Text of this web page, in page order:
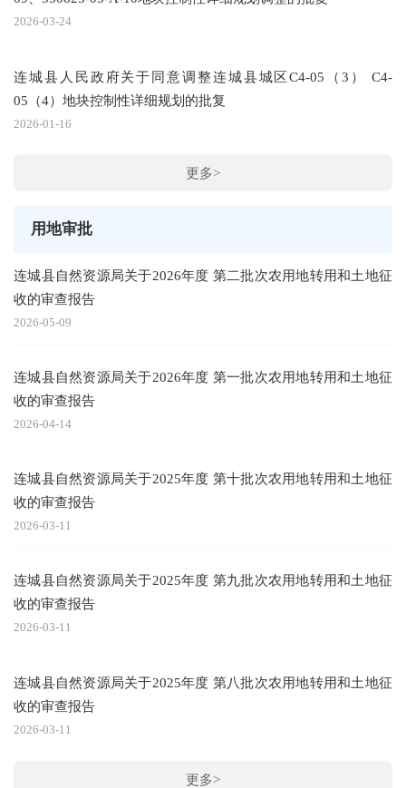
2026-03-24
连城县人民政府关于同意调整连城县城区C4-05（3） C4-
05（4）地块控制性详细规划的批复
2026-01-16
更多>
用地审批
连城县自然资源局关于2026年度 第二批次农用地转用和土地征
收的审查报告
2026-05-09
连城县自然资源局关于2026年度 第一批次农用地转用和土地征
收的审查报告
2026-04-14
连城县自然资源局关于2025年度 第十批次农用地转用和土地征
收的审查报告
2026-03-11
连城县自然资源局关于2025年度 第九批次农用地转用和土地征
收的审查报告
2026-03-11
连城县自然资源局关于2025年度 第八批次农用地转用和土地征
收的审查报告
2026-03-11
更多>